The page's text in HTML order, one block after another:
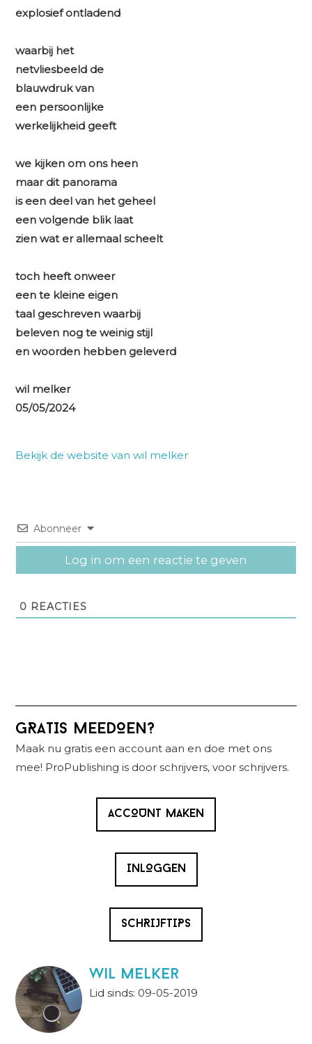
explosief ontladend
waarbij het
netvliesbeeld de
blauwdruk van
een persoonlijke
werkelijkheid geeft
we kijken om ons heen
maar dit panorama
is een deel van het geheel
een volgende blik laat
zien wat er allemaal scheelt
toch heeft onweer
een te kleine eigen
taal geschreven waarbij
beleven nog te weinig stijl
en woorden hebben geleverd
wil melker
05/05/2024
Bekijk de website van wil melker
Abonneer
Log in om een reactie te geven
0 REACTIES
Primaire
Sidebar
GRATIS MEEDOEN?
Maak nu gratis een account aan en doe met ons
mee! ProPublishing is door schrijvers, voor schrijvers.
ACCOUNT MAKEN
INLOGGEN
SCHRIJFTIPS
wil melker
Lid sinds: 09-05-2019